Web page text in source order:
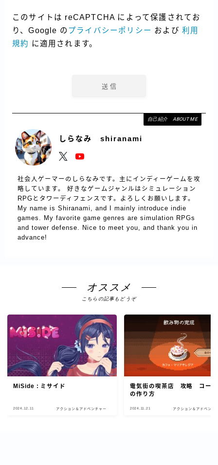
このサイトは reCAPTCHA によって保護されてお
り、Google の プライバシーポリシー および利用
規約 に適用されます。
自己紹介 ABOUT ME
しらなみ shiranami
社会人ゲーマーのしらなみです。主にインディーゲームを攻
略しています。 好きなゲームジャンルはシミュレーション
RPGとタワーディフェンスです。よろしくお願いします。
My name is Shiranami, and I mainly introduce indie
games. My favorite game genres are simulation RPGs
and tower defense. Nice to meet you, and thank you in
advance!
オススメ
こちらの記事もどうぞ
MiSide : ミサイド
2024.12.11 アクション＆アドベンチャー
電気街の喫茶店 攻略 コー
の作り方
2024.11.21 アクション＆アドベンチ